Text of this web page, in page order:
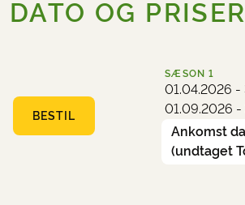
DATO OG PRISER
BESTIL
SÆSON 1
01.04.2026
01.09.2026 -
Ankomst
(undtaget